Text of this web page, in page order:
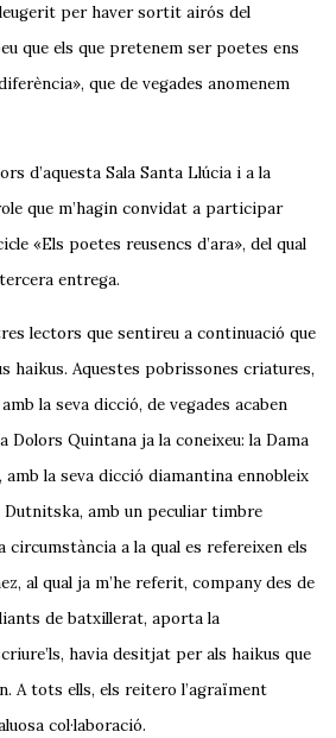
per haver sortit airós del
que els que pretenem ser poetes ens
que de vegades anomenem
d’aquesta Sala Santa Llúcia i a la
que m’hagin convidat a participar
«Els poetes reusencs d’ara», del qual
entrega.
lectors que sentireu a continuació que
haikus. Aquestes pobrissones criatures,
la seva dicció, de vegades acaben
Dolors Quintana ja la coneixeu: la Dama
amb la seva dicció diamantina ennobleix
amb un peculiar timbre
circumstància a la qual es refereixen els
al qual ja m’he referit, company des de
de batxillerat, aporta la
havia desitjat per als haikus que
A tots ells, els reitero l’agraïment
col·laboració.